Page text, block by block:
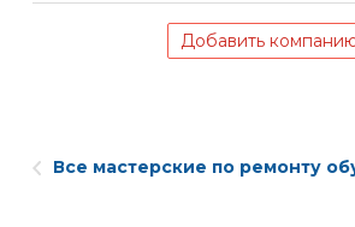
Добавить
Все мастерские по ремонту